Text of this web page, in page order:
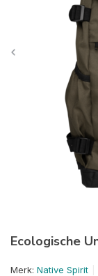
Ecologische
Merk: Native Spirit